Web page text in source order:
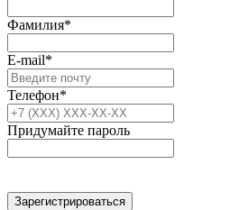
Фамилия*
E-mail*
Телефон*
Придумайте пароль
Зарегистрироваться